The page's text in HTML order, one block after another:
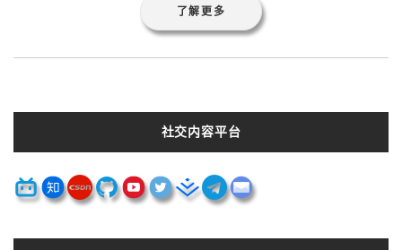
了解更多
社交内容平台